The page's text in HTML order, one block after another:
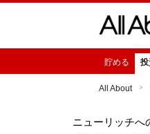
貯める
All About
ニューリッチへ